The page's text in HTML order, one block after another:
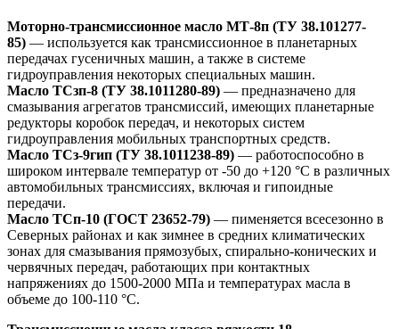
Моторно-трансмиссионное масло МТ-8п (ТУ 38.101277-
85) — используется как трансмиссионное в планетарных
передачах гусеничных машин, а также в системе
гидроуправления некоторых специальных машин.
Масло ТСзп-8 (ТУ 38.1011280-89) — предназначено для
смазывания агрегатов трансмиссий, имеющих планетарные
редукторы коробок передач, и некоторых систем
гидроуправления мобильных транспортных средств.
Масло ТСз-9гип (ТУ 38.1011238-89) — работоспособно в
широком интервале температур от -50 до +120 °С в различных
автомобильных трансмиссиях, включая и гипоидные
передачи.
Масло ТСп-10 (ГОСТ 23652-79) — пименяется всесезонно в
Северных районах и как зимнее в средних климатических
зонах для смазывания прямозубых, спирально-конических и
червячных передач, работающих при контактных
напряжениях до 1500-2000 МПа и температурах масла в
объеме до 100-110 °C.